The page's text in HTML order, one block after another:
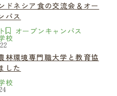
ドネシア食の交流会＆オー
パス
オープンキャンパス
校
林環境専門職大学と教育協
した
校